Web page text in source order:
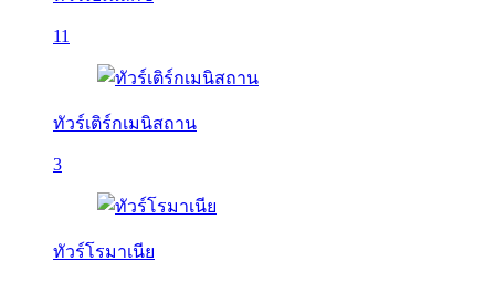
11
ทัวร์เติร์กเมนิสถาน
3
ทัวร์โรมาเนีย